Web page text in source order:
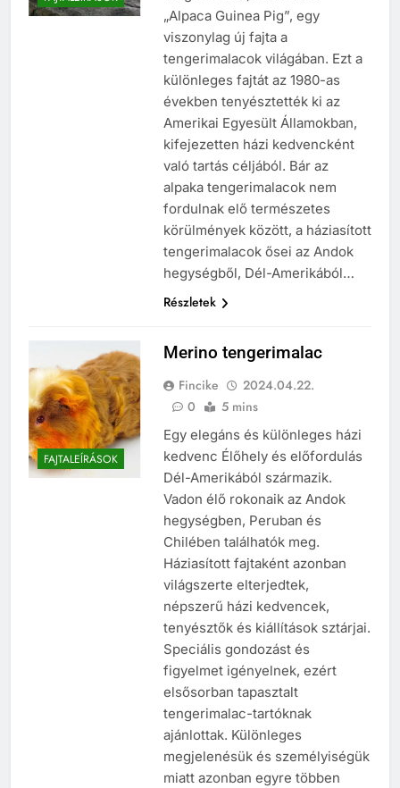
„Alpaca Guinea Pig”, egy
viszonylag új fajta a
tengerimalacok világában. Ezt a
különleges fajtát az 1980-as
években tenyésztették ki az
Amerikai Egyesült Államokban,
kifejezetten házi kedvencként
való tartás céljából. Bár az
alpaka tengerimalacok nem
fordulnak elő természetes
körülmények között, a háziasított
tengerimalacok ősei az Andok
hegységből, Dél-Amerikából…
Részletek
FAJTALEÍRÁSOK
Merino tengerimalac
Fincike
2024.04.22.
0
5 mins
Egy elegáns és különleges házi
kedvenc Élőhely és előfordulás
Dél-Amerikából származik.
Vadon élő rokonaik az Andok
hegységben, Peruban és
Chilében találhatók meg.
Háziasított fajtaként azonban
világszerte elterjedtek,
népszerű házi kedvencek,
tenyésztők és kiállítások sztárjai.
Speciális gondozást és
figyelmet igényelnek, ezért
elsősorban tapasztalt
tengerimalac-tartóknak
ajánlottak. Különleges
megjelenésük és személyiségük
miatt azonban egyre többen